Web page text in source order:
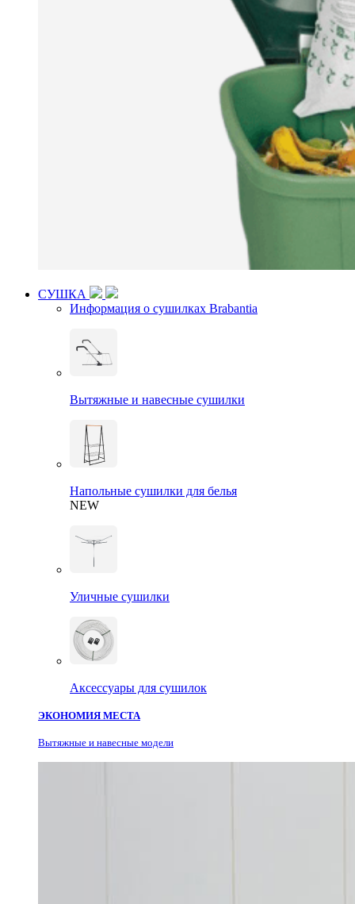
СУШКА
Информация о сушилках Brabantia
Вытяжные и навесные сушилки
Напольные сушилки для белья
NEW
Уличные сушилки
Аксессуары для сушилок
ЭКОНОМИЯ МЕСТА
Вытяжные и навесные модели